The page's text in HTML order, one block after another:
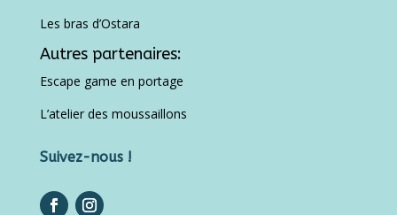
Les bras d’Ostara
Autres partenaires:
Escape game en portage
L’atelier des moussaillons
Suivez-nous !